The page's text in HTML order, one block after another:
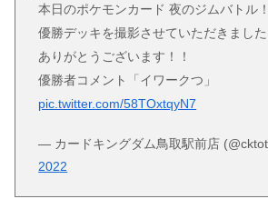
本日のポケモンカード 夜のジムバトル！
優勝デッキを撮影させていただきました
ありがとうございます！！
優勝者コメント「イワークつ」
pic.twitter.com/58TOxtqyN7
— カードキングダム鳥取駅前店
2022